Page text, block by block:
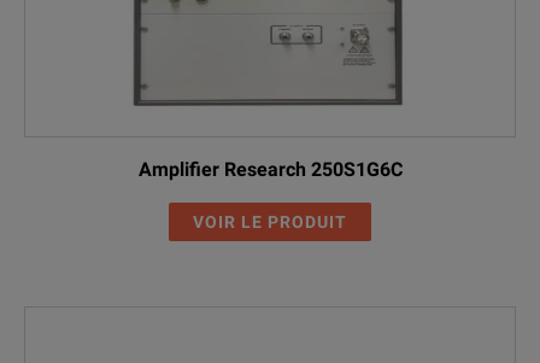
Amplifier Research 250S1G6C
VOIR LE PRODUIT